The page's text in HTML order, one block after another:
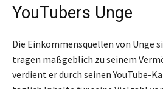
YouTubers Unge
Die Einkommensquellen von Unge
tragen maßgeblich zu seinem
verdient er durch seinen YouTube-